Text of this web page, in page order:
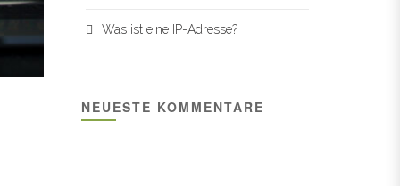
Was ist eine IP-Adresse?
NEUESTE KOMMENTARE